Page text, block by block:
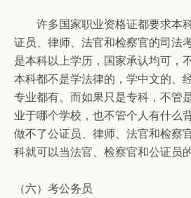
许多国家职业资格证都要求本
证员、律师、法官和检察官的司法
是本科以上学历，国家承认均可，
本科都不是学法律的，学中文的、
专业都有。而如果只是专科，不管
业于哪个学校，也不管个人有什么
做不了公证员、律师、法官和检察
科就可以当法官、检察官和公证员
（六）考公务员